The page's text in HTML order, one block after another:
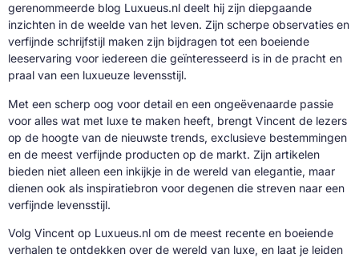
gerenommeerde blog Luxueus.nl deelt hij zijn diepgaande
inzichten in de weelde van het leven. Zijn scherpe observaties en
verfijnde schrijfstijl maken zijn bijdragen tot een boeiende
leeservaring voor iedereen die geïnteresseerd is in de pracht en
praal van een luxueuze levensstijl.
Met een scherp oog voor detail en een ongeëvenaarde passie
voor alles wat met luxe te maken heeft, brengt Vincent de lezers
op de hoogte van de nieuwste trends, exclusieve bestemmingen
en de meest verfijnde producten op de markt. Zijn artikelen
bieden niet alleen een inkijkje in de wereld van elegantie, maar
dienen ook als inspiratiebron voor degenen die streven naar een
verfijnde levensstijl.
Volg Vincent op Luxueus.nl om de meest recente en boeiende
verhalen te ontdekken over de wereld van luxe, en laat je leiden